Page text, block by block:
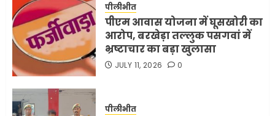
पीलीभीत
पीएम आवास योजना में घूसखोरी का
आरोप, बरखेड़ा तल्लुक पसगवां में
भ्रष्टाचार का बड़ा खुलासा
JULY 11, 2026 0
पीलीभीत